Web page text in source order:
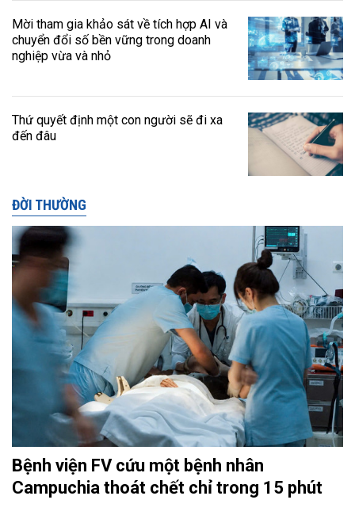
Mời tham gia khảo sát về tích hợp AI và
chuyển đổi số bền vững trong doanh
nghiệp vừa và nhỏ
Thứ quyết định một con người sẽ đi xa
đến đâu
ĐỜI THƯỜNG
Bệnh viện FV cứu một bệnh nhân
Campuchia thoát chết chỉ trong 15 phút